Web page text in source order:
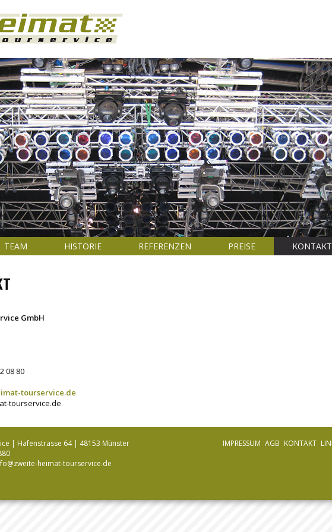
TEAM HISTORIE REFERENZEN PREISE KONTAKT
GmbH
08 80
tourservice.de
tourservice.de
| Hafenstrasse 64 | 48153 Münster
heimat-tourservice.de
IMPRESSUM AGB KONTAKT